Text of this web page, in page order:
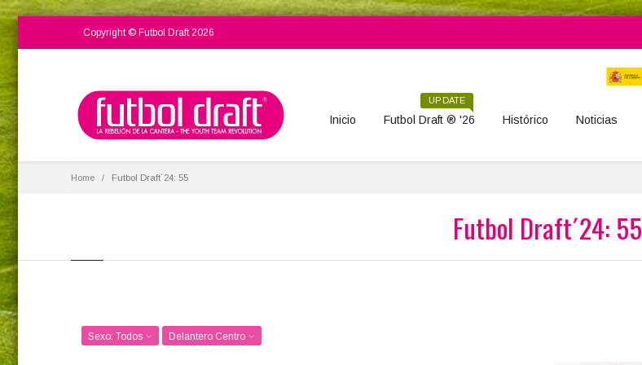
Copyright © Futbol Draft 2026
Inicio Futbol Draft ® '26
UPDATE
Histórico Noticias
Home Futbol Draft´24: 55
Futbol Draft´24: 55
Sexo: Todos Delantero Centro